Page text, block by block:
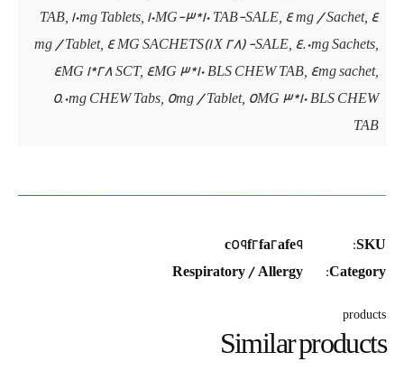
TAB, 10mg Tablets, 10MG-3*10 TAB-SALE, 4 mg / Sachet, 4
mg / Tablet, 4 MG SACHETS(1 X 28) -SALE, 4.0mg Sachets,
4MG 1*28 SCT, 4MG 3*10 BLS CHEW TAB, 4mg sachet,
5.0mg CHEW Tabs, 5mg / Tablet, 5MG 3*10 BLS CHEW
TAB
SKU:
c59f2fa2afe9
Category:
Respiratory / Allergy
products
Similar products